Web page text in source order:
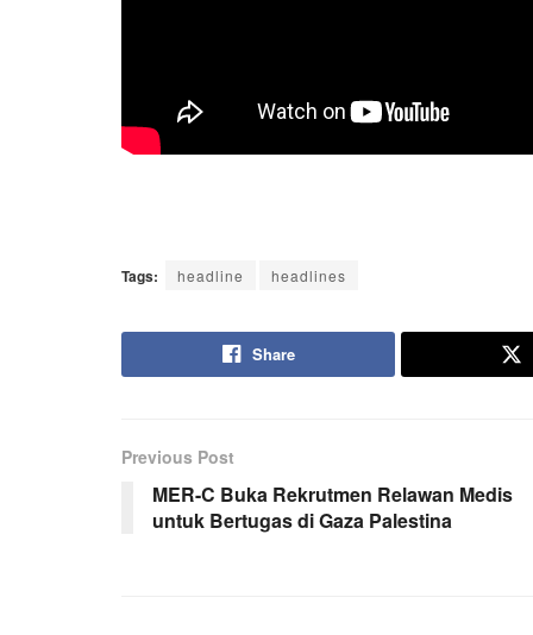
Tags: headline headlines
Share
Previous Post
MER-C Buka Rekrutmen Relawan Medis
untuk Bertugas di Gaza Palestina